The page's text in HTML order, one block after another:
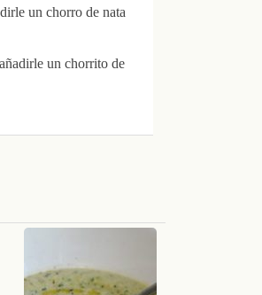
un chorro de nata
un chorrito de